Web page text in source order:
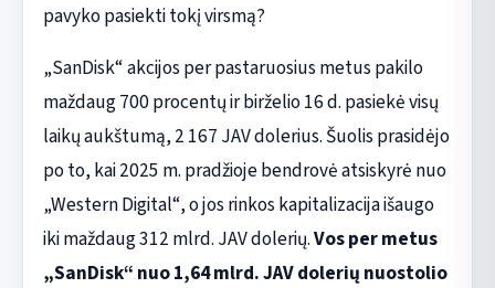
pavyko pasiekti tokį virsmą?
„SanDisk“ akcijos per pastaruosius metus pakilo
maždaug 700 procentų ir birželio 16 d. pasiekė visų
laikų aukštumą, 2 167 JAV dolerius. Šuolis prasidėjo
po to, kai 2025 m. pradžioje bendrovė atsiskyrė nuo
„Western Digital“, o jos rinkos kapitalizacija išaugo
iki maždaug 312 mlrd. JAV dolerių.Vos per metus
„SanDisk“ nuo 1,64 mlrd. JAV dolerių nuostolio